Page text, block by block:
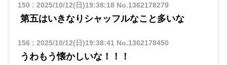
150 : 2025/10/12(日)19:38:18No.1362178279
第五はいきなりシャッフルなこと多いな
156 : 2025/10/12(日)19:38:41 No.1362178450
うわもう懐かしいな！！！